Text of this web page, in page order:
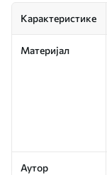
Карактеристике
Материјал
Аутор